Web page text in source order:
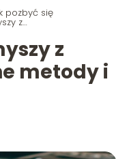
pozbyć się
z
i
z
metody i